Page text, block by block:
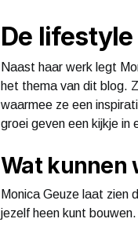
De
Naast haar werk legt
het thema van dit blog.
waarmee ze een
groei geven een kijkje in
Wat kunnen
Monica Geuze laat zien
jezelf heen kunt